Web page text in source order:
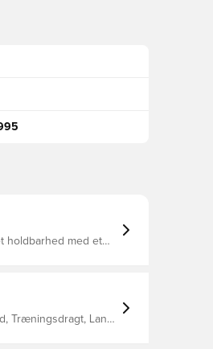
holdbarhed med et
Træningsdragt, Lang,